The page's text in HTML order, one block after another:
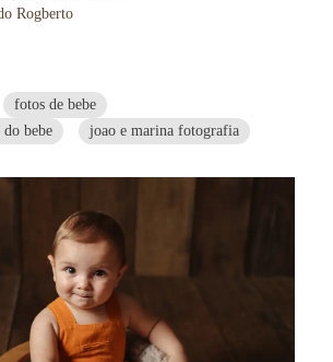
Rogberto
fotos de bebe
do bebe
joao e marina fotografia